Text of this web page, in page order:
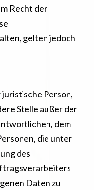
Recht der
gelten jedoch
Person,
Stelle außer der
dem
die unter
des
Daten zu